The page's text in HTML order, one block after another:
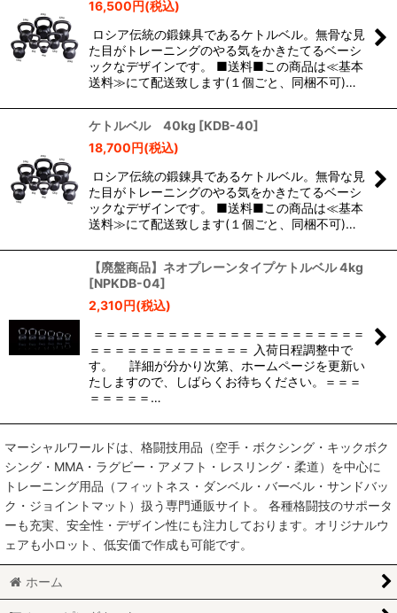
16,500円(税込)
ロシア伝統の鍛錬具であるケトルベル。無骨な見
た目がトレーニングのやる気をかきたてるベーシ
ックなデザインです。 ■送料■この商品は≪基本
送料≫にて配送致します(１個ごと、同梱不可)…
ケトルベル 40kg [KDB-40]
18,700円(税込)
ロシア伝統の鍛錬具であるケトルベル。無骨な見
た目がトレーニングのやる気をかきたてるベーシ
ックなデザインです。 ■送料■この商品は≪基本
送料≫にて配送致します(１個ごと、同梱不可)…
【廃盤商品】ネオプレーンタイプケトルベル 4kg
[NPKDB-04]
2,310円(税込)
＝＝＝＝＝＝＝＝＝＝＝＝＝＝＝＝＝＝＝＝＝＝
＝＝＝＝＝＝＝＝＝＝＝＝＝ 入荷日程調整中で
す。 詳細が分かり次第、ホームページを更新い
たしますので、しばらくお待ちください。＝＝＝
＝＝＝＝＝…
マーシャルワールドは、格闘技用品（空手・ボクシング・キックボク
シング・MMA・ラグビー・アメフト・レスリング・柔道）を中心に
トレーニング用品（フィットネス・ダンベル・バーベル・サンドバッ
ク・ジョイントマット）扱う専門通販サイト。 各種格闘技のサポータ
ーも充実、安全性・デザイン性にも注力しております。オリジナルウ
ェアも小ロット、低安価で作成も可能です。
ホーム